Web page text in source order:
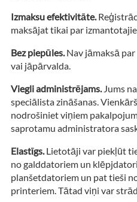
Izmaksu efektivitāte.
maksājat tikai par
Bez piepūles.Nav jāmaksā
vai jāpārvalda.
Viegli administrējams.Jums
speciālista zināšanas.
nodrošiniet viņiem
saprotamu administratora
Elastīgs.Lietotāji var piekļūt
no galddatoriem un
planšetdatoriem un pat tieši
printeriem. Tātad viņi var